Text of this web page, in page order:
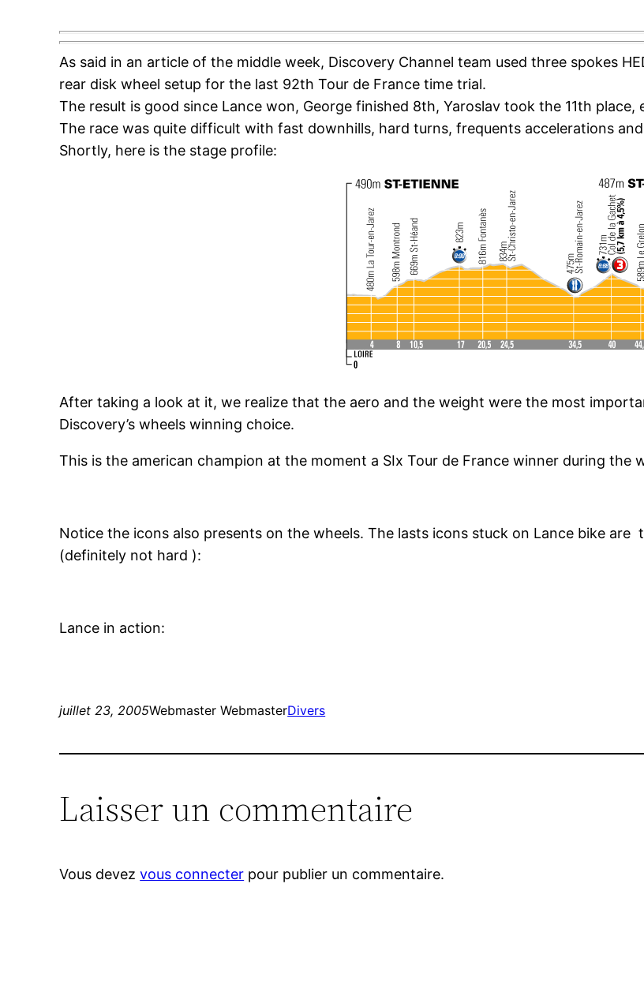
As said in an article of the middle week, Discovery Channel team used three spokes
rear disk wheel setup for the last 92th Tour de France time trial.
The result is good since Lance won, George finished 8th, Yaroslav took the 11th place,
The race was quite difficult with fast downhills, hard turns, frequents accelerations
Shortly, here is the stage profile:
After taking a look at it, we realize that the aero and the weight were the most
Discovery’s wheels winning choice.
This is the american champion at the moment a SIx Tour de France winner during the
Notice the icons also presents on the wheels. The lasts icons stuck on Lance bike are
(definitely not hard ):
Lance in action:
juillet 23, 2005Webmaster WebmasterDivers
Laisser un commentaire
Vous devezvous connecter pour publier un commentaire.